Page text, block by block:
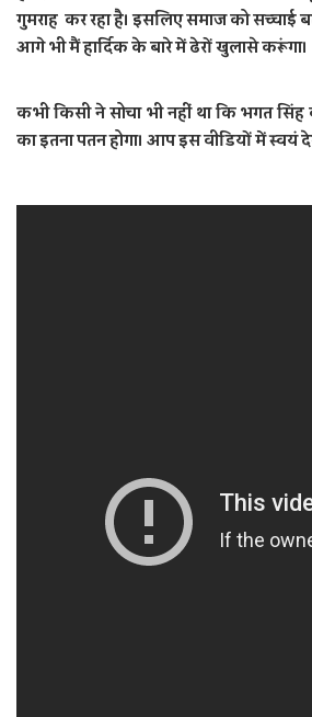
गुमराह कर रहा है। इसलिए समाज को सच्‍चाई
आगे भी मैं हार्दिक के बारे में ढेरों खुलासे करूंगा।
कभी किसी ने सोचा भी नहीं था कि भगत
का इतना पतन होगा। आप इस वीडियों में